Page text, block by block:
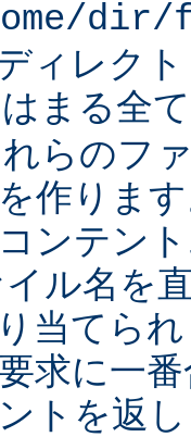
dir/
ィレク
まる全
らのフ
作りま
ンテン
ル名を
当てら
求に一
トを返